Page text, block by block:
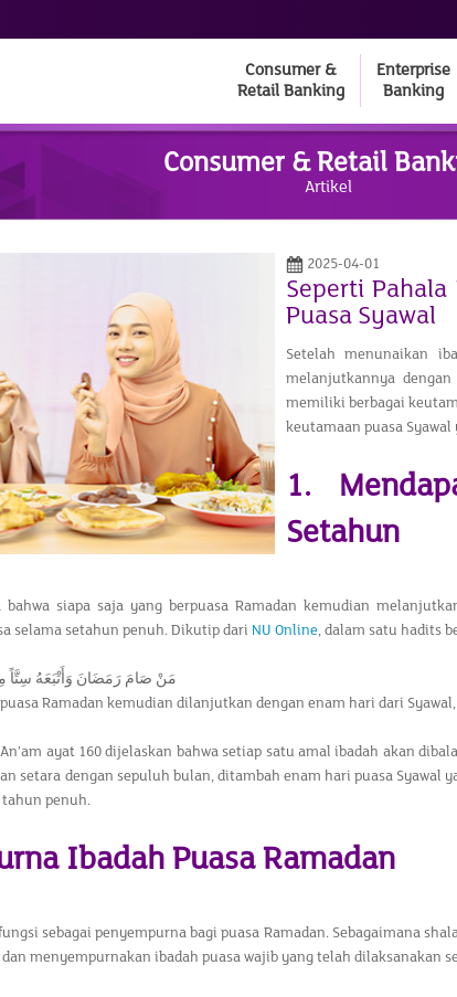
Consumer &
Retail Banking
Enterprise
Banking
Consumer & Retail
Artikel
2025-04-01
Seperti
Puasa Syawal
Setelah menunaikan
melanjutkannya
memiliki berbagai
keutamaan puasa
1.
Setahun
bahwa siapa saja yang berpuasa Ramadan kemudian
selama setahun penuh. Dikutip dari NU Online, dalam satu hadits
مَنْ صَامَ رَمَضَانَ وَأَتْبَعَهُ سِتَّاً
Ramadan kemudian dilanjutkan dengan enam hari dari
ayat 160 dijelaskan bahwa setiap satu amal ibadah akan
setara dengan sepuluh bulan, ditambah enam hari puasa Syawal
penuh.
Ibadah Puasa Ramadan
sebagai penyempurna bagi puasa Ramadan. Sebagaimana
menyempurnakan ibadah puasa wajib yang telah dilaksanakan